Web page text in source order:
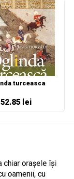
turceasca
52.85 lei
chiar orașele își
oamenii, cu